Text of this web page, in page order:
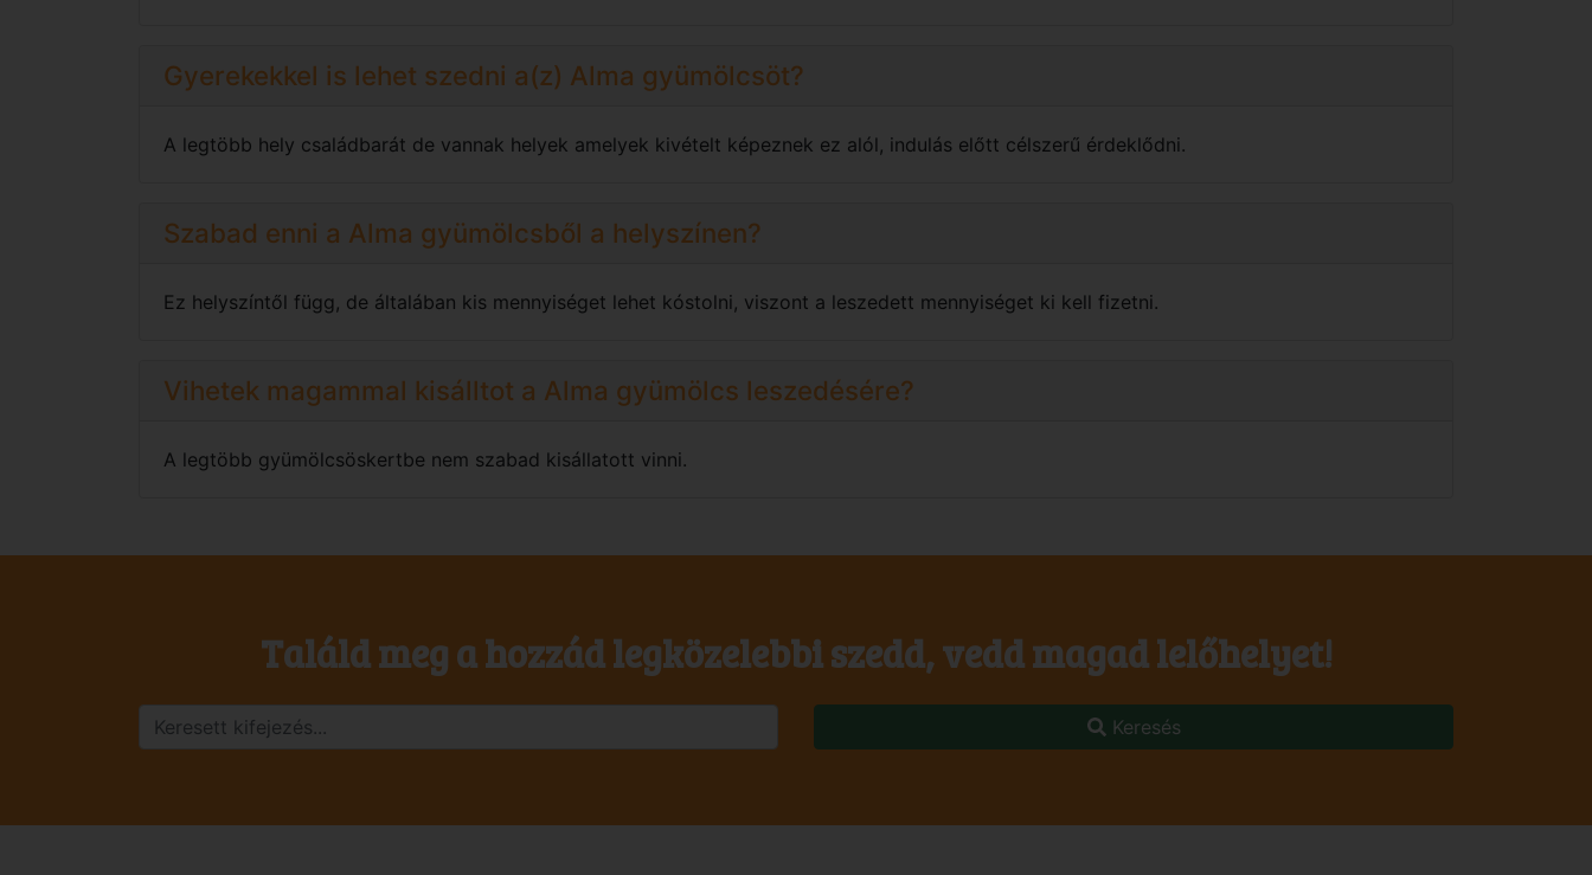
Gyerekekkel is lehet szedni a(z) Alma gyümölcsöt?
A legtöbb hely családbarát de vannak helyek amelyek kivételt képeznek ez alól, indulás előtt célszerű érdeklődni.
Szabad enni a Alma gyümölcsből a helyszínen?
Ez helyszíntől függ, de általában kis mennyiséget lehet kóstolni, viszont a leszedett mennyiséget ki kell fizetni.
Vihetek magammal kisálltot a Alma gyümölcs leszedésére?
A legtöbb gyümölcsöskertbe nem szabad kisállatott vinni.
Találd meg a hozzád legközelebbi szedd, vedd magad lelőhelyet!
Keresés